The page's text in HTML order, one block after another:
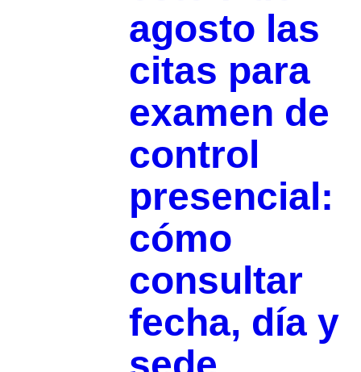
agosto las
citas para
examen de
control
presencial:
cómo
consultar
fecha, día y